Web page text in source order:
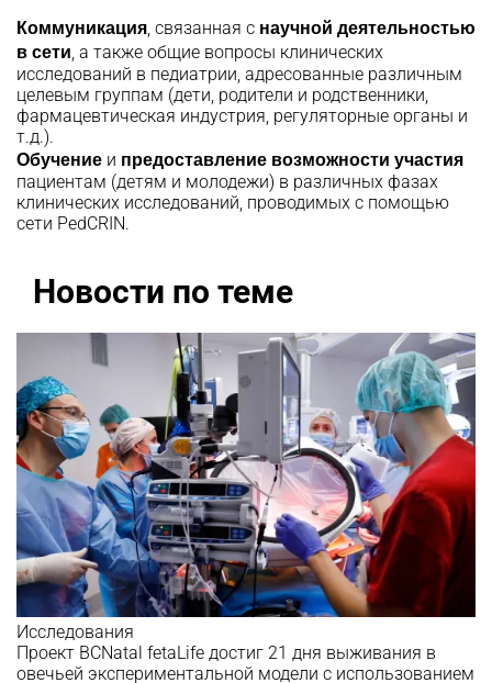
Коммуникация, связанная с научной деятельностью
в сети, а также общие вопросы клинических
исследований в педиатрии, адресованные различным
целевым группам (дети, родители и родственники,
фармацевтическая индустрия, регуляторные органы и
т.д.).
Обучение и предоставление возможности участия
пациентам (детям и молодежи) в различных фазах
клинических исследований, проводимых с помощью
сети PedCRIN.
Новости по теме
Исследования
Проект BCNatal fetaLife достиг 21 дня выживания в
овечьей экспериментальной модели с использованием